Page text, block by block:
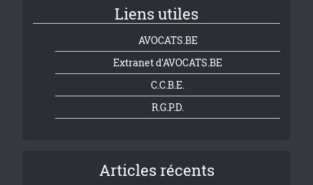
Liens utiles
AVOCATS.BE
Extranet d'AVOCATS.BE
C.C.B.E.
R.G.P.D.
Articles récents